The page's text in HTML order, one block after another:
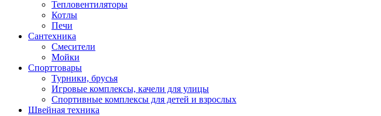
Тепловентиляторы
Котлы
Печи
Сантехника
Смесители
Мойки
Спорттовары
Турники, брусья
Игровые комплексы, качели для улицы
Спортивные комплексы для детей и взрослых
Швейная техника